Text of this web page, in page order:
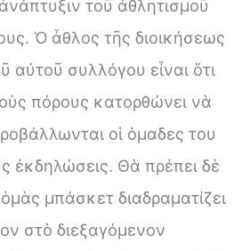
τοῦ ἀθλητισμοῦ
Ὁ ἆθλος τῆς διοικήσεως
αὐτοῦ συλλόγου εἶναι ὅτι
πόρους κατορθώνει νὰ
οἱ ὁμαδες του
ἐκδηλώσεις. Θὰ πρέπει δὲ
μπάσκετ διαδραματίζει
στὸ διεξαγόμενον